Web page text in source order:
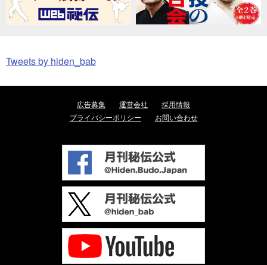
Tweets by hiden_bab
広告募集 運営会社
採用情報
プライバシーポリシー
お問い合わせ